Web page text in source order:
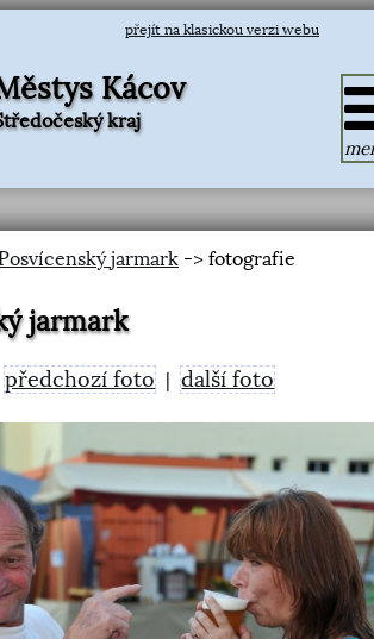
přejít na klasickou verzi webu
Kácov
kraj
jarmark -> fotografie
jarmark
předchozí foto |další foto